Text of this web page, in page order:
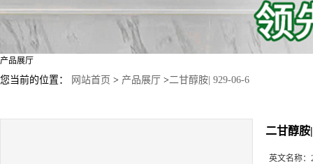
产品展厅
您当前的位置： 网站首页 > 产品展厅 >二甘醇胺| 929-06-6
二甘醇胺
英文名称：